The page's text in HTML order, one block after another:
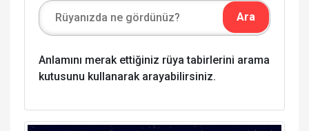
Anlamını merak ettiğiniz rüya tabirlerini arama
kutusunu kullanarak arayabilirsiniz.